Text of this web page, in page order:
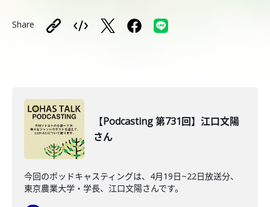
Share
【Podcasting 第731回】江口文陽
さん
今回のポッドキャスティングは、4月19日~22日放送分、
東京農業大学・学長、江口文陽さんです。